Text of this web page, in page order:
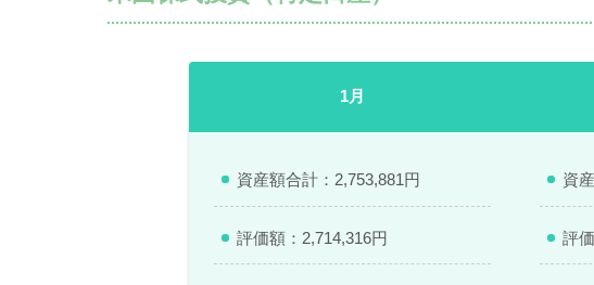
1月
資産額合計：2,753,881円
評価額：2,714,316円
資
評